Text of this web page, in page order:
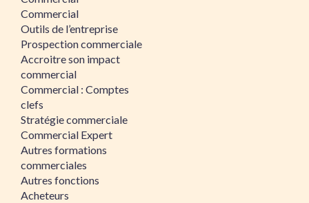
Commercial
Outils de l’entreprise
Prospection commerciale
Accroitre son impact
commercial
Commercial : Comptes
clefs
Stratégie commerciale
Commercial Expert
Autres formations
commerciales
Autres fonctions
Acheteurs